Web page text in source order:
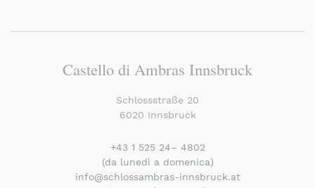
Castello di Ambras Innsbruck
Schlossstraße 20
6020 Innsbruck
+43 1 525 24– 4802
(da lunedì a domenica)
info@schlossambras-innsbruck.at